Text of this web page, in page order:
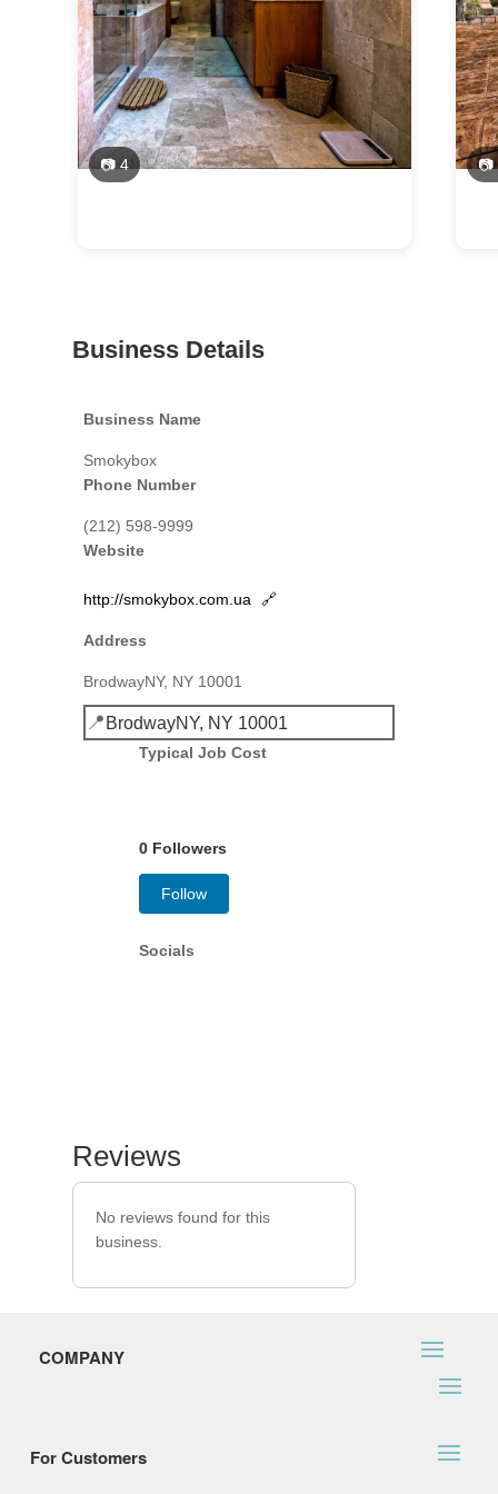
📷 4 📷
Business Details
Business Name
Smokybox
Phone Number
(212) 598-9999
Website
http://smokybox.com.ua 🔗
Address
BrodwayNY, NY 10001
📍 BrodwayNY, NY 10001
Typical Job Cost
0 Followers
Follow
Socials
Reviews
No reviews found for this
business.
COMPANY
For Customers